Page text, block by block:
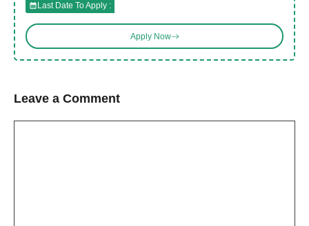
Last Date To Apply :
Apply Now
Leave a Comment